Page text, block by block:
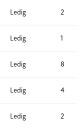
Ledig 2
Ledig 1
Ledig 8
Ledig 4
Ledig 2